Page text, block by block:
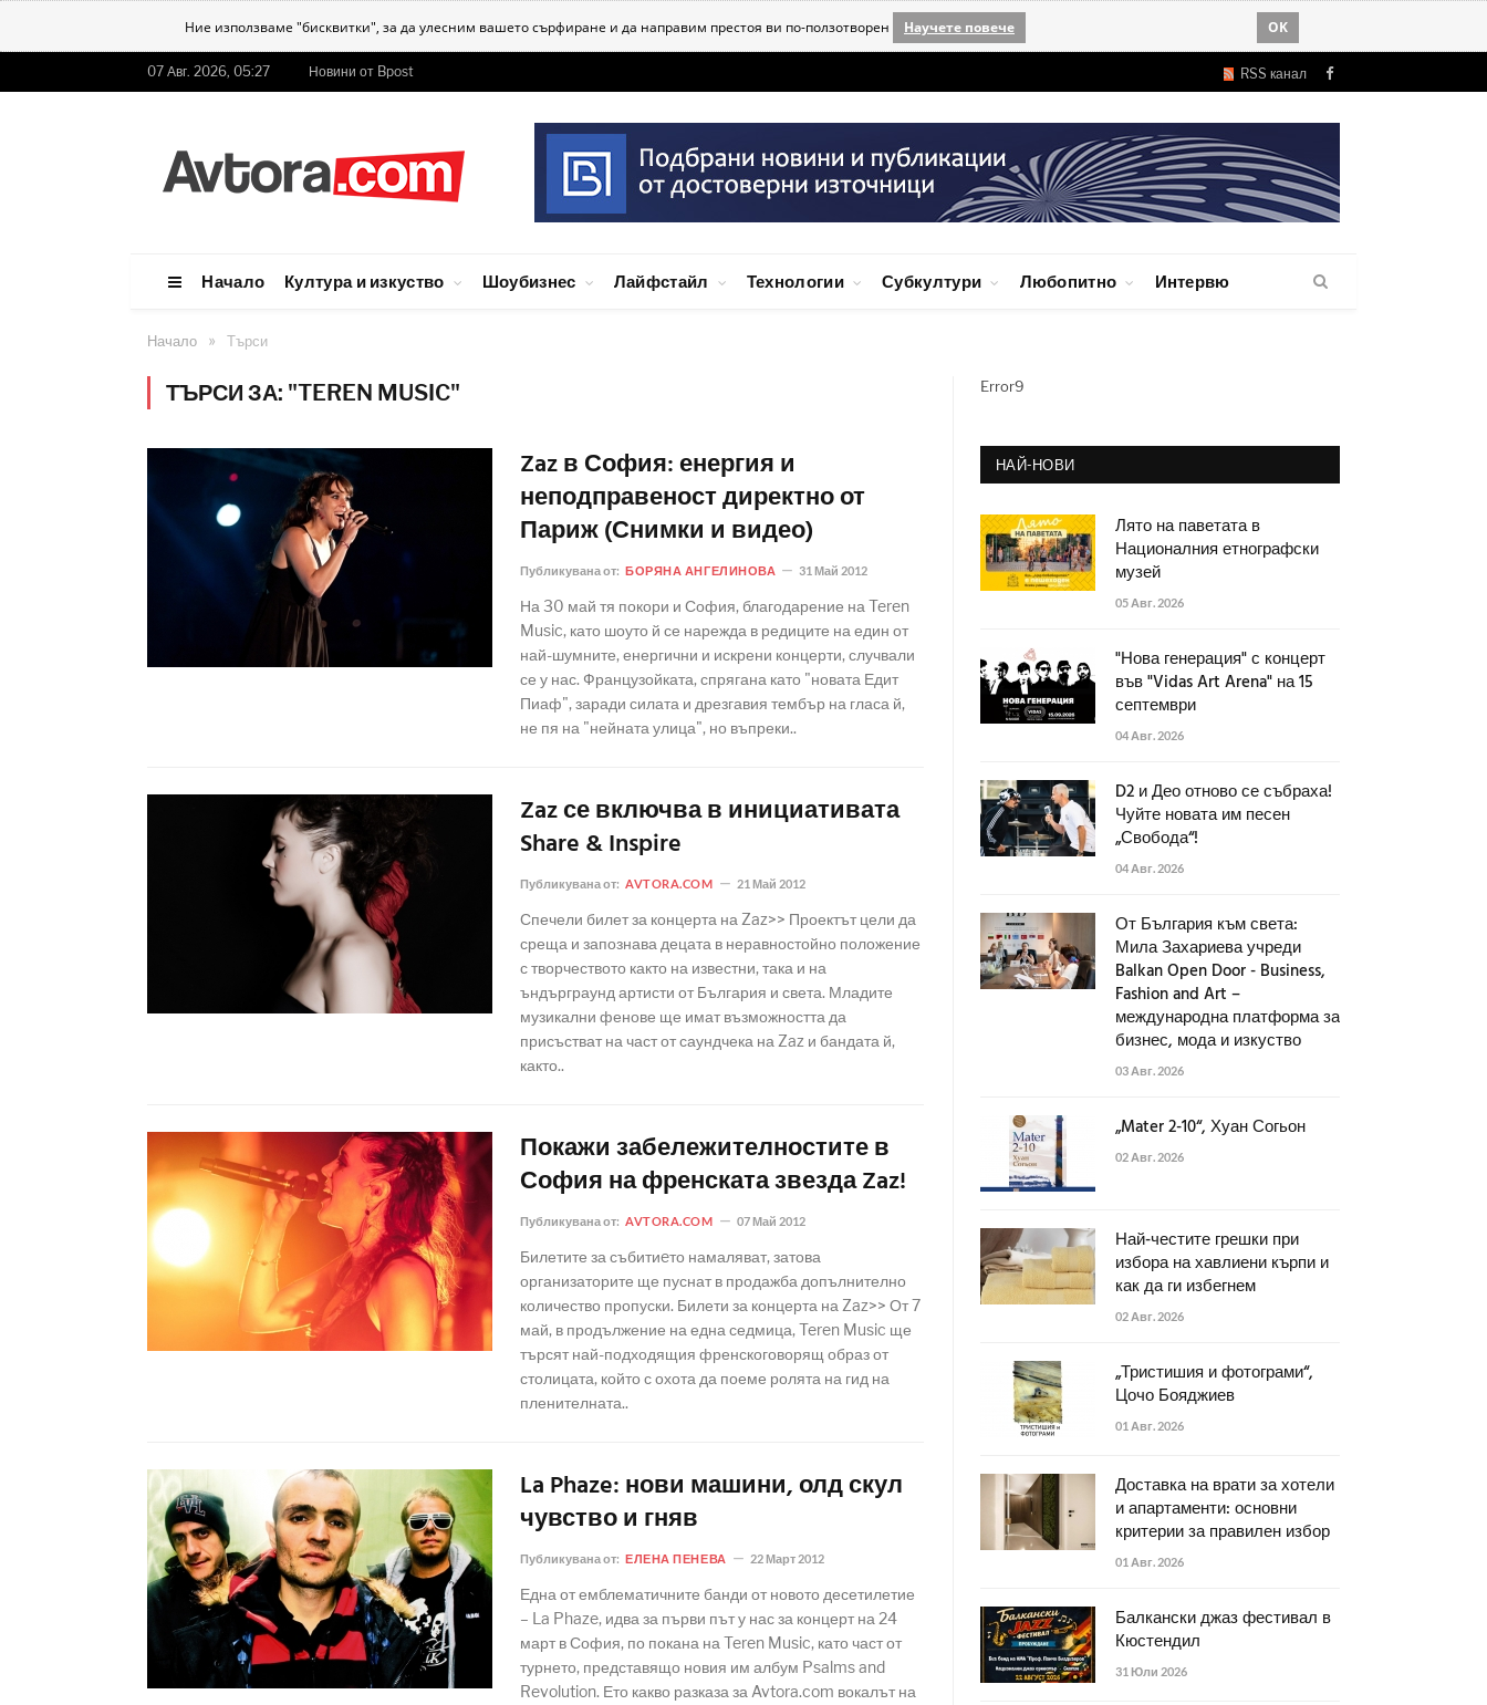
Ние използваме "бисквитки", за да улесним вашето сърфиране и да направим престоя ви по-ползотворен Научете повече OK
07 Авг. 2026, 05:27 Новини от Bpost RSS канал Facebook
Начало Култура и изкуство Шоубизнес Лайфстайл Технологии Субкултури Любопитно Интервю
Начало » Търси
ТЪРСИ ЗА: "TEREN MUSIC"
Zaz в София: енергия и
неподправеност директно от
Париж (Снимки и видео)
Публикувана от: БОРЯНА АНГЕЛИНОВА 31 Май 2012
На 30 май тя покори и София, благодарение на Teren
Music, като шоуто й се нарежда в редиците на един от
най-шумните, енергични и искрени концерти, случвали
се у нас. Французойката, спрягана като "новата Едит
Пиаф", заради силата и дрезгавия тембър на гласа й,
не пя на "нейната улица", но въпреки..
Zaz се включва в инициативата
Share & Inspire
Публикувана от: AVTORA.COM 21 Май 2012
Спечели билет за концерта на Zaz>> Проектът цели да
среща и запознава децата в неравностойно положение
с творчеството както на известни, така и на
ъндърграунд артисти от България и света. Младите
музикални фенове ще имат възможността да
присъстват на част от саундчека на Zaz и бандата й,
както..
Покажи забележителностите в
София на френската звезда Zaz!
Публикувана от: AVTORA.COM 07 Май 2012
Билетите за събитиeто намаляват, затова
организаторите ще пуснат в продажба допълнително
количество пропуски. Билети за концерта на Zaz>> От 7
май, в продължение на една седмица, Teren Music ще
търсят най-подходящия френскоговорящ образ от
столицата, който с охота да поеме ролята на гид на
пленителната..
La Phaze: нови машини, олд скул
чувство и гняв
Публикувана от: ЕЛЕНА ПЕНЕВА 22 Март 2012
Една от емблематичните банди от новото десетилетие
– La Phaze, идва за първи път у нас за концерт на 24
март в София, по покана на Teren Music, като част от
турнето, представящо новия им албум Psalms and
Revolution. Ето какво разказа за Avtora.com вокалът на
Error9
НАЙ-НОВИ
Лято на паветата в
Националния етнографски
музей
05 Авг. 2026
"Нова генерация" с концерт
във "Vidas Art Arena" на 15
септември
04 Авг. 2026
D2 и Део отново се събраха!
Чуйте новата им песен
„Свобода“!
04 Авг. 2026
От България към света:
Мила Захариева учреди
Balkan Open Door - Business,
Fashion and Art –
международна платформа за
бизнес, мода и изкуство
03 Авг. 2026
„Mater 2-10“, Хуан Согьон
02 Авг. 2026
Най-честите грешки при
избора на хавлиени кърпи и
как да ги избегнем
02 Авг. 2026
„Тристишия и фотограми“,
Цочо Бояджиев
01 Авг. 2026
Доставка на врати за хотели
и апартаменти: основни
критерии за правилен избор
01 Авг. 2026
Балкански джаз фестивал в
Кюстендил
31 Юли 2026